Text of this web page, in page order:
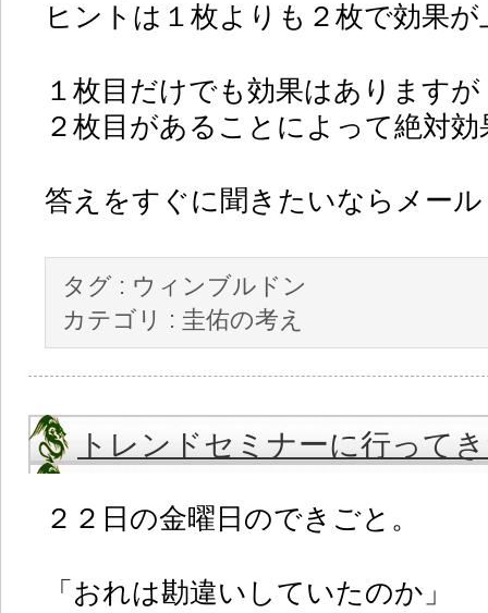
ヒントは１枚よりも２枚で効果
１枚目だけでも効果はありますが
２枚目があることによって絶対
答えをすぐに聞きたいならメー
タグ : ウィンブルドン
カテゴリ : 圭佑の考え
トレンドセミナーに行って
２２日の金曜日のできごと。
「おれは勘違いしていたのか」